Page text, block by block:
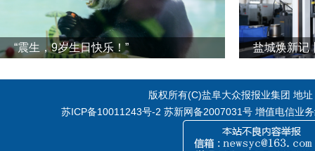
“震生，9岁生日快乐！”
版权所有(C)盐阜大众报报业集团 地
苏ICP备10011243号-2 苏新网备2007031号 增值电信业